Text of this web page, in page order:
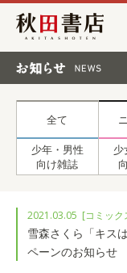
秋田書店
全て
少年・男性
向け雑誌
少
2021.03.05 [コミック
雪森さくら「キス
ペーンのお知らせ